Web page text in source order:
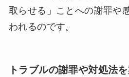
取らせる」ことへの謝罪や
われるのです。
トラブルの謝罪や対処法